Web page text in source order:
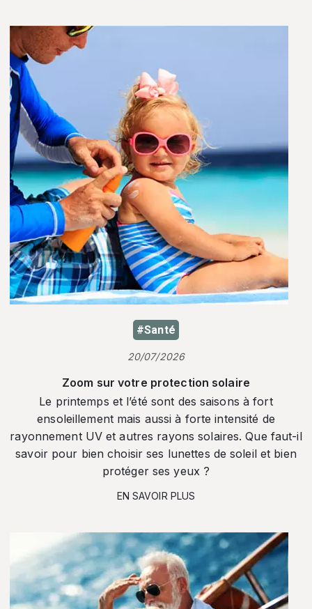
#Santé
20/07/2026
Zoom sur votre protection solaire
Le printemps et l’été sont des saisons à fort
ensoleillement mais aussi à forte intensité de
rayonnement UV et autres rayons solaires. Que faut-il
savoir pour bien choisir ses lunettes de soleil et bien
protéger ses yeux ?
EN SAVOIR PLUS